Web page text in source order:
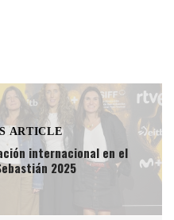
ARTICLE
internacional en el
2025